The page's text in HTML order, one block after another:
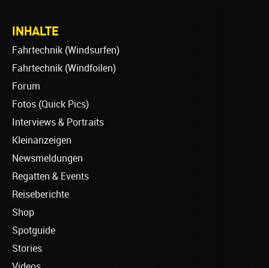
INHALTE
Fahrtechnik (Windsurfen)
Fahrtechnik (Windfoilen)
Forum
Fotos (Quick Pics)
Interviews & Portraits
Kleinanzeigen
Newsmeldungen
Regatten & Events
Reiseberichte
Shop
Spotguide
Stories